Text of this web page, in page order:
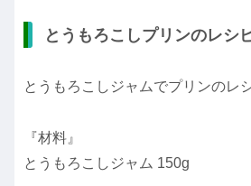
とうもろこしプリンのレシ
とうもろこしジャムでプリンのレシ
『材料』
とうもろこしジャム 150g